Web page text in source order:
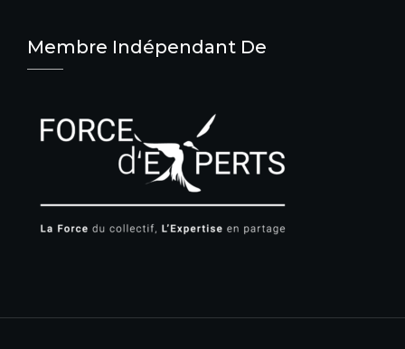
Membre Indépendant De